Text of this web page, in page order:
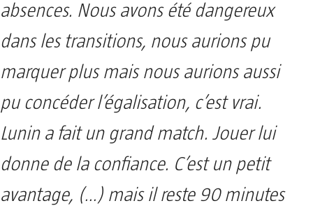
absences. Nous avons été dangereux
dans les transitions, nous aurions pu
marquer plus mais nous aurions aussi
pu concéder l’égalisation, c’est vrai.
Lunin a fait un grand match. Jouer lui
donne de la confiance. C’est un petit
avantage, (…) mais il reste 90 minutes